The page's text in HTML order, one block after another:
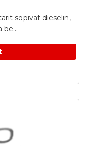
sopivat dieselin,
be...